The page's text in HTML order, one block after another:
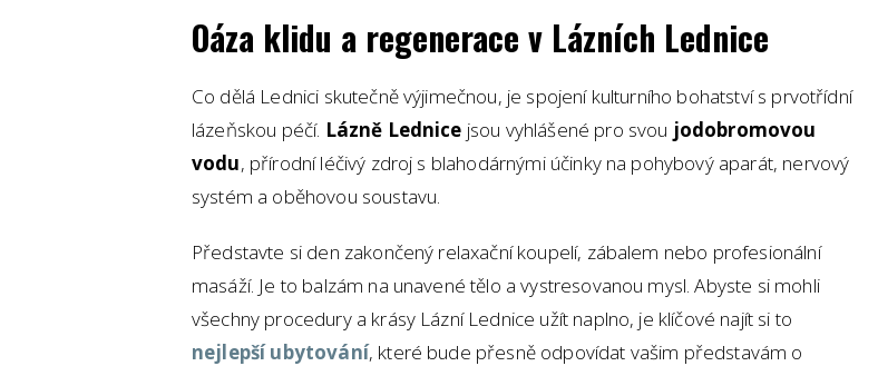
Oáza klidu a regenerace v Lázních Lednice
Co dělá Lednici skutečně výjimečnou, je spojení kulturního bohatství s prvotřídní
lázeňskou péčí. Lázně Lednice jsou vyhlášené pro svou jodobromovou
vodu, přírodní léčivý zdroj s blahodárnými účinky na pohybový aparát, nervový
systém a oběhovou soustavu.
Představte si den zakončený relaxační koupelí, zábalem nebo profesionální
masáží. Je to balzám na unavené tělo a vystresovanou mysl. Abyste si mohli
všechny procedury a krásy Lázní Lednice užít naplno, je klíčové najít si to
nejlepší ubytování, které bude přesně odpovídat vašim představám o